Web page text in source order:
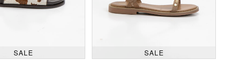
SALE
SALE